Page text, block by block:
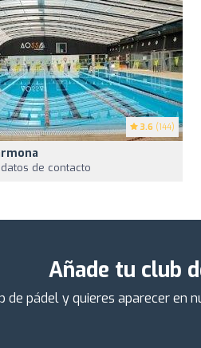
3.6 (144)
de contacto
Añade tu club
de pádel y quieres aparecer